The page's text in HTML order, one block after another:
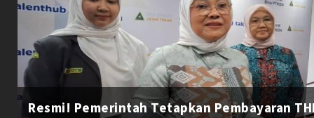
Resmi! Pemerintah Tetapkan Pembayaran